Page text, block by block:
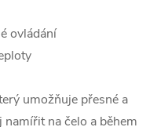
ovládání
umožňuje přesné a
na čelo a během